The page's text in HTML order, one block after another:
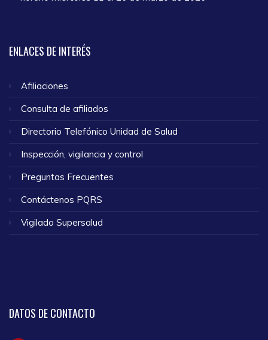
ENLACES DE INTERÉS
Afiliaciones
Consulta de afiliados
Directorio Telefónico Unidad de Salud
Inspección, vigilancia y control
Preguntas Frecuentes
Contáctenos PQRS
Vigilado Supersalud
DATOS DE CONTACTO